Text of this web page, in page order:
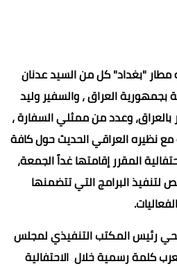
مطار "بغداد" كل من السيد عدنان
بجمهورية العراق ، والسفير وليد
وعدد من ممثلي السفارة ،
مع نظيره العراقي الحديث حول كافة
المقرر إقامتها غداً الجمعة،
لتنفيذ البرامج التي تتضمنها
الفعاليات.
رئيس المكتب التنفيذي لمجلس
كلمة رسمية خلال الاحتفالية